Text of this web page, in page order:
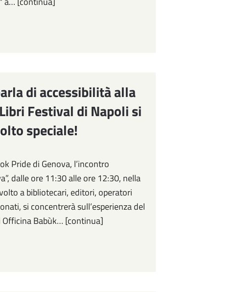
di accessibilità alla
Festival di Napoli si
speciale!
Pride di Genova, l’incontro
dalle ore 11:30 alle ore 12:30, nella
a bibliotecari, editori, operatori
si concentrerà sull’esperienza del
Officina Babùk… [continua]